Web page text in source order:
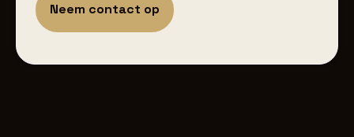
Neem contact op